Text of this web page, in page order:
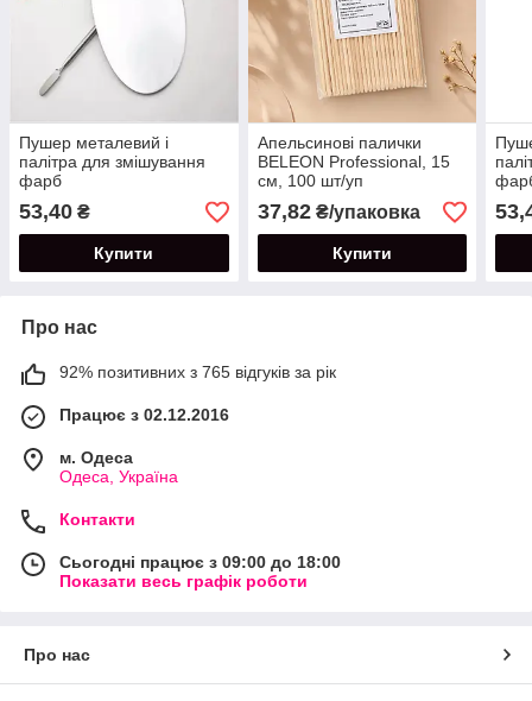
Пушер металевий і
палітра для змішування
фарб
53,40 ₴
Купити
Апельсинові палички
BELEON Professional, 15
см, 100 шт/уп
37,82₴/упаковка
Купити
Про нас
92% позитивних з 765 відгуків за рік
Працює з 02.12.2016
м. Одеса
Одеса, Україна
Контакти
Сьогодні працює з 09:00 до 18:00
Показати весь графік роботи
Про нас